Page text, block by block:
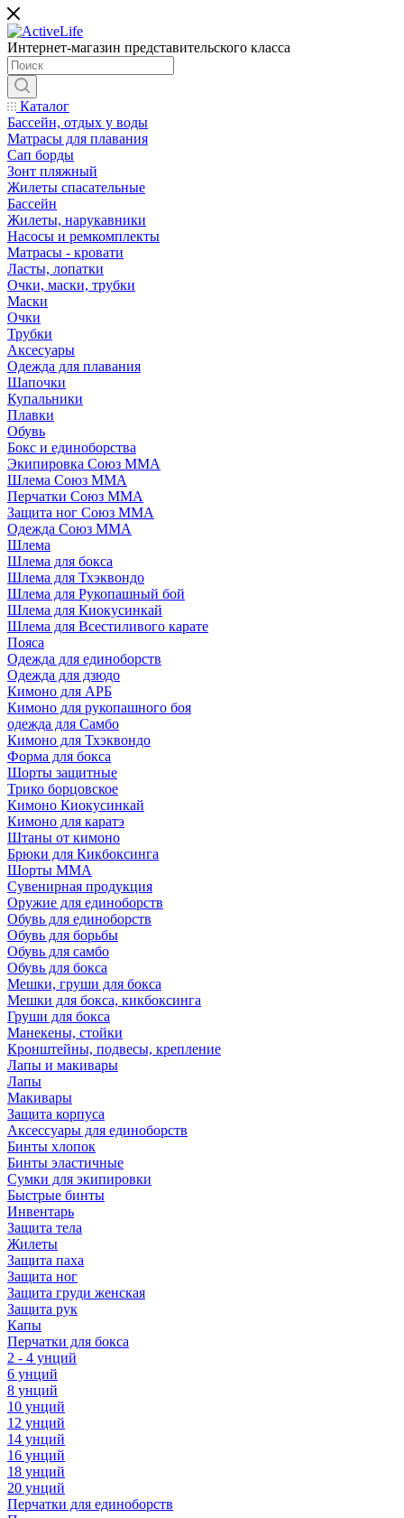
Интернет-магазин представительского класса
Каталог
Бассейн, отдых у воды
Матрасы для плавания
Сап борды
Зонт пляжный
Жилеты спасательные
Бассейн
Жилеты, нарукавники
Насосы и ремкомплекты
Матрасы - кровати
Ласты, лопатки
Очки, маски, трубки
Маски
Очки
Трубки
Аксесуары
Одежда для плавания
Шапочки
Купальники
Плавки
Обувь
Бокс и единоборства
Экипировка Союз ММА
Шлема Союз ММА
Перчатки Союз ММА
Защита ног Союз ММА
Одежда Союз ММА
Шлема
Шлема для бокса
Шлема для Тхэквондо
Шлема для Рукопашный бой
Шлема для Киокусинкай
Шлема для Всестиливого карате
Пояса
Одежда для единоборств
Одежда для дзюдо
Кимоно для АРБ
Кимоно для рукопашного боя
одежда для Самбо
Кимоно для Тхэквондо
Форма для бокса
Шорты защитные
Трико борцовское
Кимоно Киокусинкай
Кимоно для каратэ
Штаны от кимоно
Брюки для Кикбоксинга
Шорты ММА
Сувенирная продукция
Оружие для единоборств
Обувь для единоборств
Обувь для борьбы
Обувь для самбо
Обувь для бокса
Мешки, груши для бокса
Мешки для бокса, кикбоксинга
Груши для бокса
Манекены, стойки
Кронштейны, подвесы, крепление
Лапы и макивары
Лапы
Макивары
Защита корпуса
Аксессуары для единоборств
Бинты хлопок
Бинты эластичные
Сумки для экипировки
Быстрые бинты
Инвентарь
Защита тела
Жилеты
Защита паха
Защита ног
Защита груди женская
Защита рук
Капы
Перчатки для бокса
2 - 4 унций
6 унций
8 унций
10 унций
12 унций
14 унций
16 унций
18 унций
20 унций
Перчатки для единоборств